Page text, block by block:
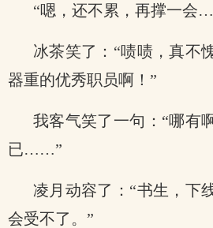
“嗯，还不累，再撑一会
冰茶笑了：“啧啧，真不
器重的优秀职员啊！”
我客气笑了一句：“哪有
已……”
凌月动容了：“书生，下
会受不了。”